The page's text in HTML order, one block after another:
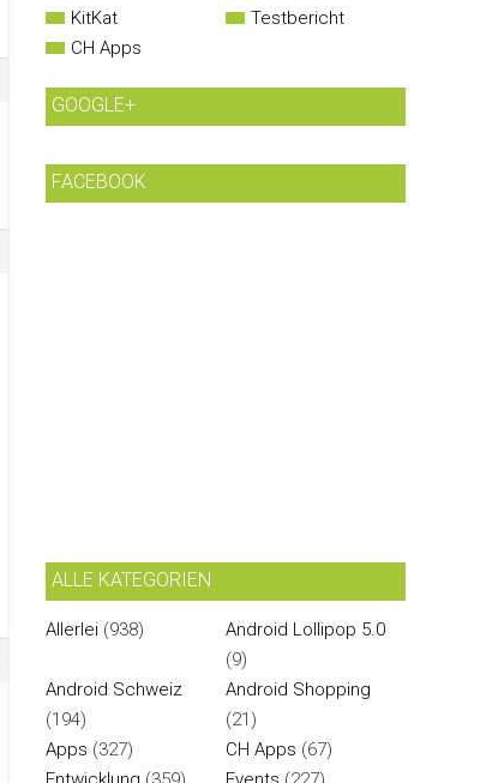
KitKat
Testbericht
CH Apps
GOOGLE+
FACEBOOK
ALLE KATEGORIEN
Allerlei (938)
Android Lollipop 5.0
(9)
Android Schweiz
(194)
Android Shopping
(21)
Apps (327) CH Apps (67)